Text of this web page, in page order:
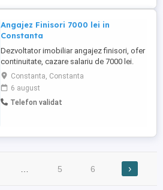
Angajez Finisori 7000 lei in
Constanta
Dezvoltator imobiliar angajez finisori, ofer
continuitate, cazare salariu de 7000 lei.
Construiesc Bucuresti-Brasov-Constanta.
Rog sunati la telefon pentru mai multe
detalii!
Constanta, Constanta
6 august
Telefon validat
5 6 ›